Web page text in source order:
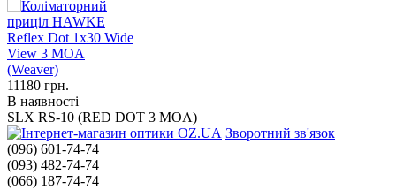
11180 грн.
В наявності
SLX RS-10 (RED DOT 3 MOA)
Зворотний зв'язок
(096) 601-74-74
(093) 482-74-74
(066) 187-74-74